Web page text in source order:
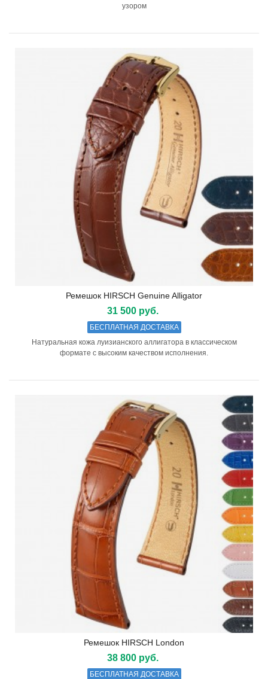
узором
Ремешок HIRSCH Genuine Alligator
31 500 руб.
БЕСПЛАТНАЯ ДОСТАВКА
Натуральная кожа луизианского аллигатора в классическом
формате с высоким качеством исполнения.
Ремешок HIRSCH London
38 800 руб.
БЕСПЛАТНАЯ ДОСТАВКА